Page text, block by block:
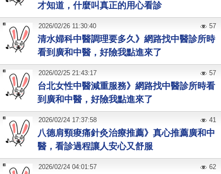
才知道，什麼叫真正的用心看診
清水婦科中醫調理要多久》網路找中醫診所時
看到廣和中醫，好險我點進來了
2026/02/26 11:30:40 57
台北女性中醫減重服務》網路找中醫診所時看
到廣和中醫，好險我點進來了
2026/02/25 21:43:17 57
八德肩頸痠痛針灸治療推薦》真心推薦廣和中
醫，看診過程讓人安心又舒服
2026/02/24 17:37:58 41
2026/02/24 04:01:57 62